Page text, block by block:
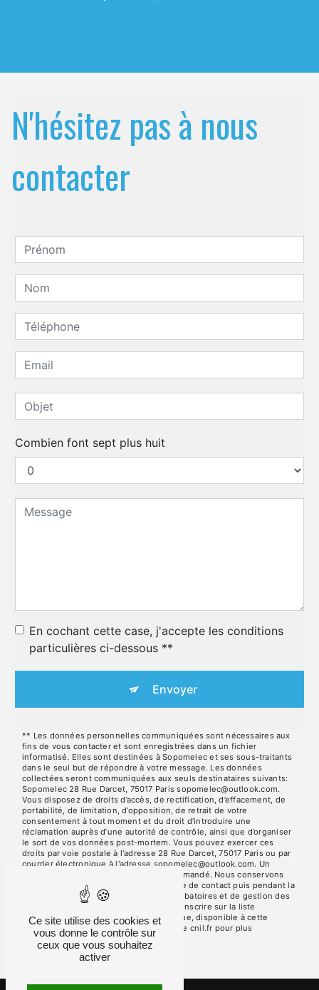
N'hésitez pas à nous
contacter
Combien font sept plus huit
En cochant cette case, j'accepte les conditions
particulières ci-dessous **
Envoyer
** Les données personnelles communiquées sont nécessaires aux
fins de vous contacter et sont enregistrées dans un fichier
informatisé. Elles sont destinées à Sopomelec et ses sous-traitants
dans le seul but de répondre à votre message. Les données
collectées seront communiquées aux seuls destinataires suivants:
Sopomelec 28 Rue Darcet, 75017 Paris sopomelec@outlook.com.
Vous disposez de droits d’accès, de rectification, d’effacement, de
portabilité, de limitation, d’opposition, de retrait de votre
consentement à tout moment et du droit d’introduire une
réclamation auprès d’une autorité de contrôle, ainsi que d’organiser
le sort de vos données post-mortem. Vous pouvez exercer ces
droits par voie postale à l'adresse 28 Rue Darcet, 75017 Paris ou par
courrier électronique à l'adresse sopomelec@outlook.com. Un
justificatif d'identité pourra vous être demandé. Nous conservons
vos données pendant la période de prise de contact puis pendant la
durée de prescription légale aux fins probatoires et de gestion des
contentieux. Vous avez le droit de vous inscrire sur la liste
d'opposition au démarchage téléphonique, disponible à cette
adresse: Bloctel.gouv.fr. Consultez le site cnil.fr pour plus
d’informations sur vos droits.
Ce site utilise des cookies et
vous donne le contrôle sur
ceux que vous souhaitez
activer